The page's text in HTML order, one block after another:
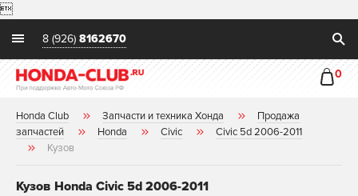

8 (926) 8162670
0
Honda Club Запчасти и техника Хонда
Продажа
запчастей
Honda Civic
Civic 5d 2006-2011
Кузов
Кузов Honda Civic 5d 2006-2011